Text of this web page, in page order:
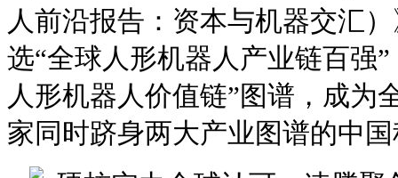
人前沿报告：资本与机器交汇
选“全球人形机器人产业链百强
人形机器人价值链”图谱，成为
家同时跻身两大产业图谱的中